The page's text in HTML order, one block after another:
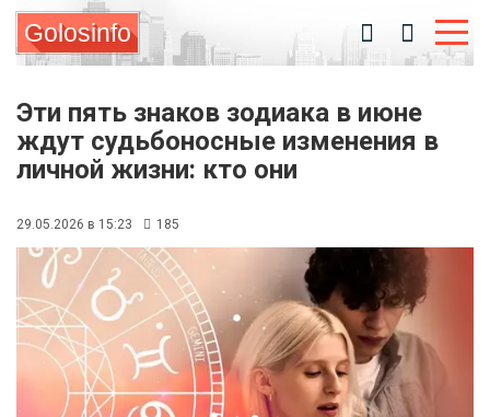
Golosinfo
Эти пять знаков зодиака в июне
ждут судьбоносные изменения в
личной жизни: кто они
29.05.2026 в 15:23 185